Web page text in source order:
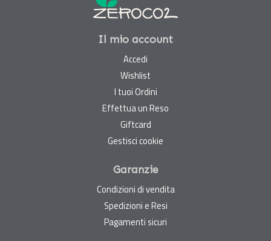
Il mio account
Accedi
Wishlist
I tuoi Ordini
Effettua un Reso
Giftcard
Gestisci cookie
Garanzie
Condizioni di vendita
Spedizioni e Resi
Pagamenti sicuri